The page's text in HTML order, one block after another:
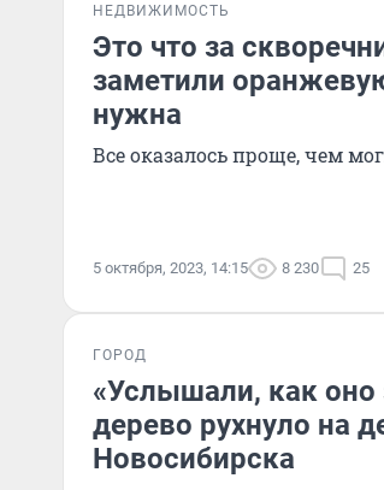
НЕДВИЖИМОСТЬ
Это что за
заметили
нужна
Все оказалось проще, чем
5 октября, 2023, 14:15 8 230 25
ГОРОД
«Услышали, как оно
дерево рухнуло на
Новосибирска